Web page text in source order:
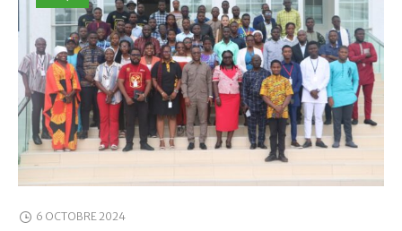
6 OCTOBRE 2024